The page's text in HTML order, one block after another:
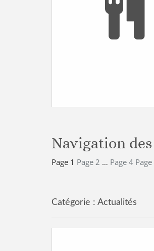
Navigation
Page 1 Page 2 … Page 4
Catégorie : Actualités